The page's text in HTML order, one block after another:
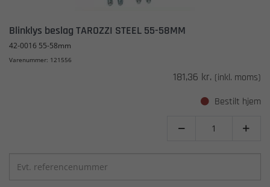
Blinklys beslag TAROZZI STEEL 55-58MM
42-0016 55-58mm
Varenummer: 121556
181,36 kr. (inkl. moms)
Bestilt hjem
 